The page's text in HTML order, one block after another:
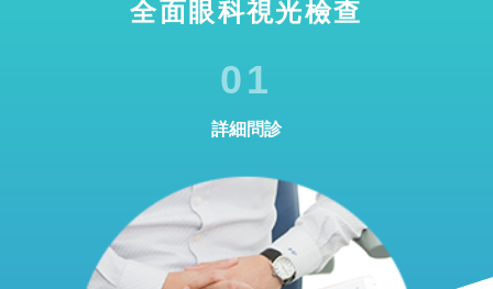
全面眼科視光檢查
01
詳細問診